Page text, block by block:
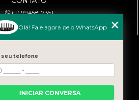
(11) 99458-7351
Home
Empresa
Galeria
Olá! Fale agora pelo WhatsApp
seu telefone
INICIAR CONVERSA